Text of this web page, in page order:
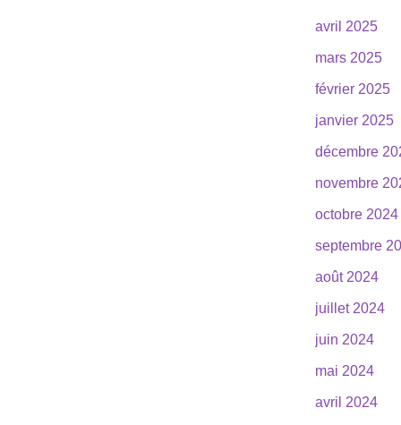
avril 2025
mars 2025
février 2025
janvier 2025
décembre
novembre
octobre 2024
septembre
août 2024
juillet 2024
juin 2024
mai 2024
avril 2024